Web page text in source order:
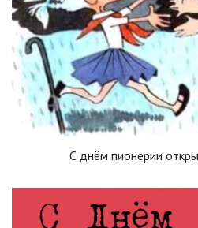
С днём пионерии